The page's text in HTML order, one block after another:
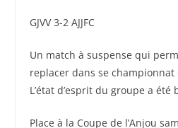
GJVV 3-2 AJJFC
Un match à suspense qui
replacer dans se championnat
L’état d’esprit du groupe a
Place à la Coupe de l’Anjou